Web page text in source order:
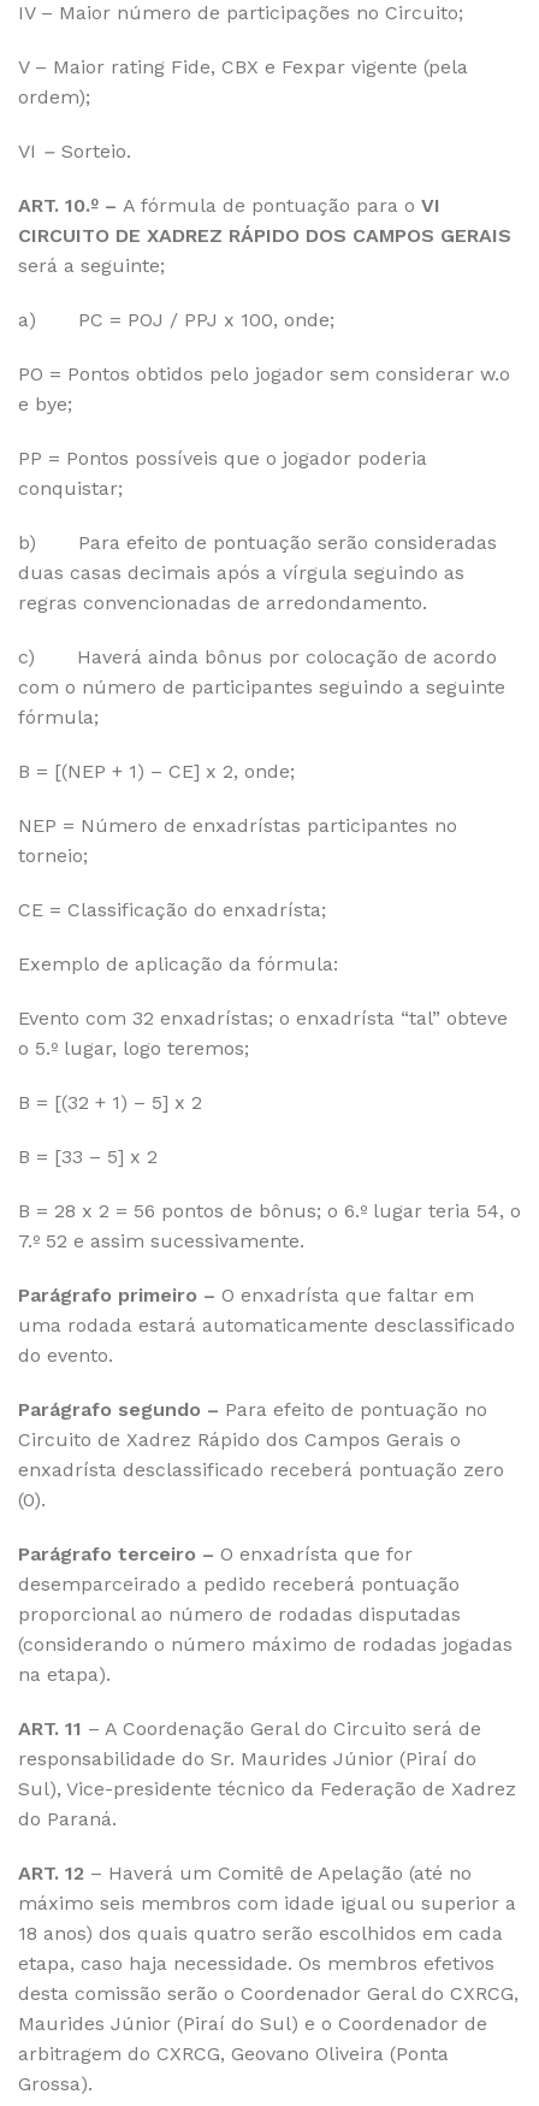
IV – Maior número de participações no Circuito;
V – Maior rating Fide, CBX e Fexpar vigente (pela
ordem);
VI – Sorteio.
ART. 10.º – A fórmula de pontuação para o VI
CIRCUITO DE XADREZ RÁPIDO DOS CAMPOS GERAIS
será a seguinte;
a) PC = POJ / PPJ x 100, onde;
PO = Pontos obtidos pelo jogador sem considerar w.o
e bye;
PP = Pontos possíveis que o jogador poderia
conquistar;
b) Para efeito de pontuação serão consideradas
duas casas decimais após a vírgula seguindo as
regras convencionadas de arredondamento.
c) Haverá ainda bônus por colocação de acordo
com o número de participantes seguindo a seguinte
fórmula;
B = [(NEP + 1) – CE] x 2, onde;
NEP = Número de enxadrístas participantes no
torneio;
CE = Classificação do enxadrísta;
Exemplo de aplicação da fórmula:
Evento com 32 enxadrístas; o enxadrísta “tal” obteve
o 5.º lugar, logo teremos;
B = [(32 + 1) – 5] x 2
B = [33 – 5] x 2
B = 28 x 2 = 56 pontos de bônus; o 6.º lugar teria 54, o
7.º 52 e assim sucessivamente.
Parágrafo primeiro – O enxadrísta que faltar em
uma rodada estará automaticamente desclassificado
do evento.
Parágrafo segundo – Para efeito de pontuação no
Circuito de Xadrez Rápido dos Campos Gerais o
enxadrísta desclassificado receberá pontuação zero
(0).
Parágrafo terceiro – O enxadrísta que for
desemparceirado a pedido receberá pontuação
proporcional ao número de rodadas disputadas
(considerando o número máximo de rodadas jogadas
na etapa).
ART. 11 – A Coordenação Geral do Circuito será de
responsabilidade do Sr. Maurides Júnior (Piraí do
Sul), Vice-presidente técnico da Federação de Xadrez
do Paraná.
ART. 12 – Haverá um Comitê de Apelação (até no
máximo seis membros com idade igual ou superior a
18 anos) dos quais quatro serão escolhidos em cada
etapa, caso haja necessidade. Os membros efetivos
desta comissão serão o Coordenador Geral do CXRCG,
Maurides Júnior (Piraí do Sul) e o Coordenador de
arbitragem do CXRCG, Geovano Oliveira (Ponta
Grossa).